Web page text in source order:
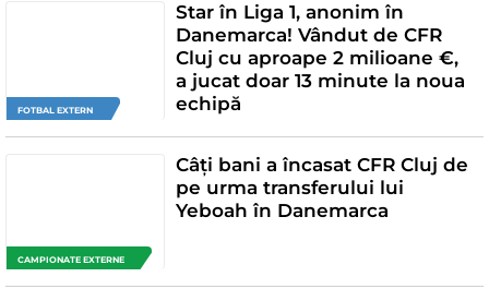
FOTBAL EXTERN
Star în Liga 1, anonim în
Danemarca! Vândut de CFR
Cluj cu aproape 2 milioane €,
a jucat doar 13 minute la noua
echipă
CAMPIONATE EXTERNE
Câți bani a încasat CFR Cluj de
pe urma transferului lui
Yeboah în Danemarca